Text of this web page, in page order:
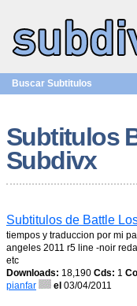
Buscar Subtitulos
Subtitulos
Subdivx
Subtitulos de Battle
tiempos y traduccion por mi
angeles 2011 r5 line -noir
etc
Downloads: 18,190 Cds: 1
pianfar
el 03/04/2011